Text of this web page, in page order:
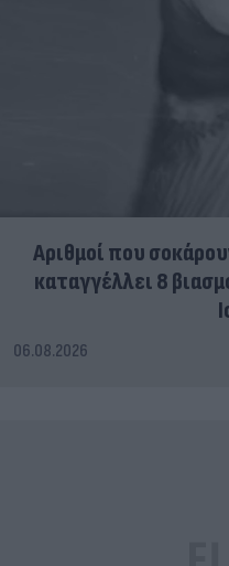
Αριθμοί που
καταγγέλλει 8
06.08.2026